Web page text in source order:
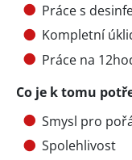
Práce s
Kompletní
Práce na
Co je k tomu
Smysl pro
Spolehlivost